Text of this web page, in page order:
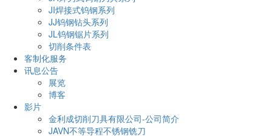
JI焊接式钨钢系列
JJ钨钢钻头系列
JL钨钢锯片系列
切削条件表
客制化服务
讯息公告
展览
博客
影片
金利成切削刀具有限公司-公司简介
JAVN不等导程不锈钢铣刀